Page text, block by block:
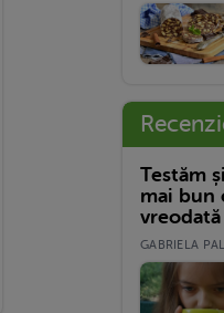
Testăm
mai bun
vreodată
GABRIELA